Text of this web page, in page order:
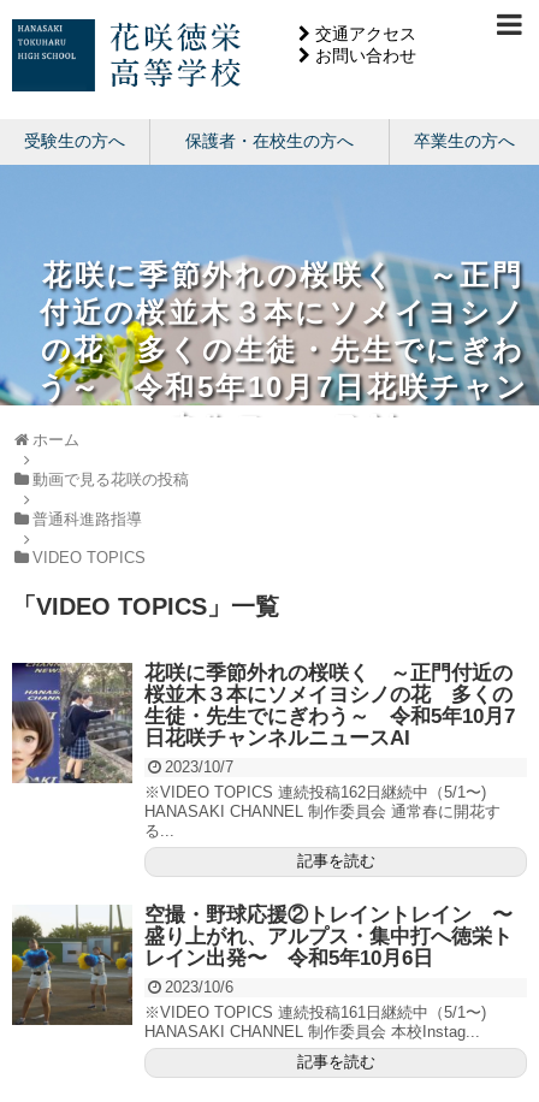
交通アクセス
お問い合わせ
受験生の方へ 保護者・在校生の方へ 卒業生の方へ
花咲に季節外れの桜咲く ～正門
付近の桜並木３本にソメイヨシノ
の花 多くの生徒・先生でにぎわ
う～ 令和5年10月7日花咲チャン
ネルニュースAI
ホーム
動画で見る花咲の投稿
普通科進路指導
VIDEO TOPICS
「 VIDEO TOPICS 」 一覧
花咲に季節外れの桜咲く ～正門付近の
桜並木３本にソメイヨシノの花 多くの
生徒・先生でにぎわう～ 令和5年10月7
日花咲チャンネルニュースAI
2023/10/7
※VIDEO TOPICS 連続投稿162日継続中（5/1〜)
HANASAKI CHANNEL 制作委員会 通常春に開花す
る...
記事を読む
空撮・野球応援②トレイントレイン 〜
盛り上がれ、アルプス・集中打へ徳栄ト
レイン出発〜 令和5年10月6日
2023/10/6
※VIDEO TOPICS 連続投稿161日継続中（5/1〜)
HANASAKI CHANNEL 制作委員会 本校Instag...
記事を読む